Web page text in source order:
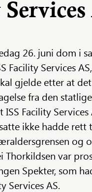
26. juni dom i
Facility Services
gjelde etter at
fra den
Facility
ikke hadde
og
Thorkildsen var
Spekter, som
Services AS.